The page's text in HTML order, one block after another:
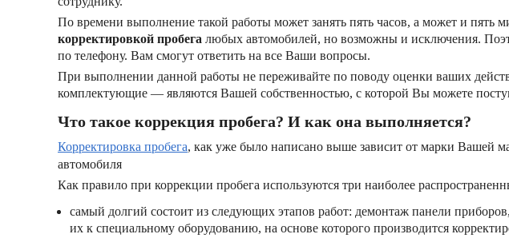
По времени выполнение такой работы может занять пять часов, а может и пять
корректировкой пробега любых автомобилей, но возможны и исключения.
по телефону. Вам смогут ответить на все Ваши вопросы.
При выполнении данной работы не переживайте по поводу оценки ваших
комплектующие — являются Вашей собственностью, с которой Вы можете
Что такое коррекция пробега? И как она выполняется?
Корректировка пробега, как уже было написано выше зависит от марки Вашей
автомобиля
Как правило при коррекции пробега используются три наиболее
самый долгий состоит из следующих этапов работ: демонтаж панели
их к специальному оборудованию, на основе которого производится